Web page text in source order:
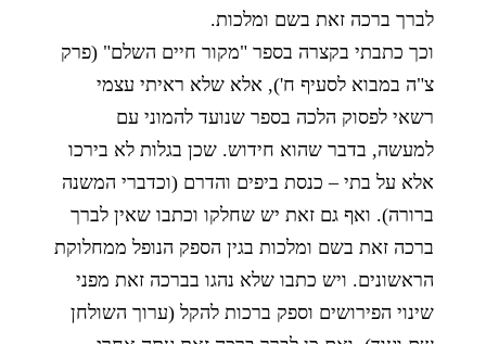
לברך ברכה זאת בשם ומלכות.
וכך כתבתי בקצרה בספר "מקור חיים השלם" (פרק
צ"ה במבוא לסעיף ח'), אלא שלא ראיתי עצמי
רשאי לפסוק הלכה בספר שנועד להמוני עם
למעשה, בדבר שהוא חידוש. שכן בגלות לא בירכו
אלא על בתי – כנסת ביפים והדרם (וכדברי המשנה
ברורה). ואף גם זאת יש שחלקו וכתבו שאין לברך
ברכה זאת בשם ומלכות בגין הספק הנופל ממחלוקת
הראשונים. ויש כתבו שלא נהגו בברכה זאת מפני
שינוי הפירושים וספק ברכות להקל (ערוך השולחן